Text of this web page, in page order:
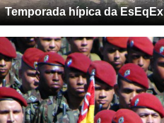
Temporada hípica da EsEqEx